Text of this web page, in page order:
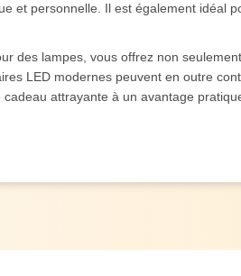
et personnelle. Il est également idéal
des lampes, vous offrez non
LED modernes peuvent en outre
cadeau attrayante à un avantage